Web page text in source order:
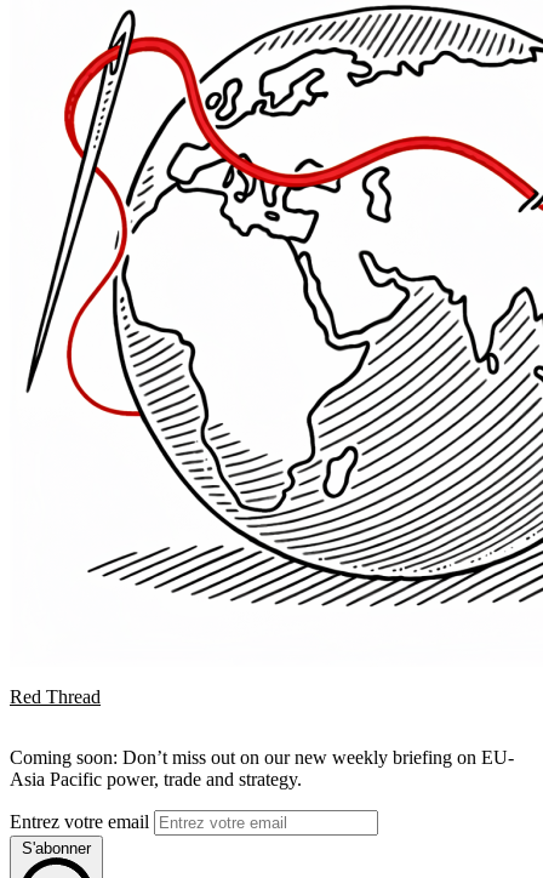
Red Thread
Coming soon: Don’t miss out on our new weekly briefing on EU-
Asia Pacific power, trade and strategy.
Entrez votre email
S'abonner